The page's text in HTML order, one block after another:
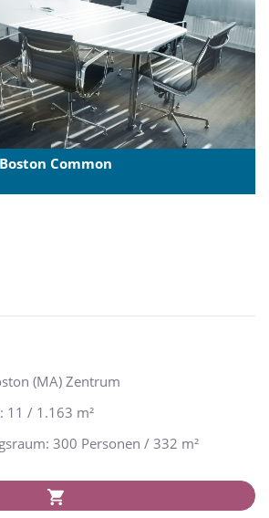
Common
(MA) Zentrum
11 / 1.163 m²
300 Personen / 332 m²